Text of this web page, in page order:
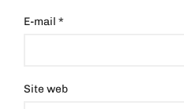
E-mail*
Site web